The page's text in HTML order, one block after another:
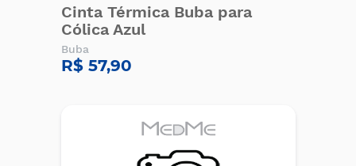
Cinta Térmica Buba para
Cólica Azul
Buba
R$ 57,90